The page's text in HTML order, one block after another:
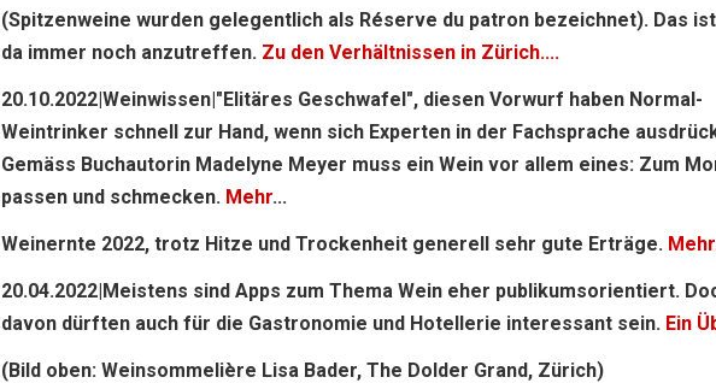
(Spitzenweine wurden gelegentlich als Réserve du patron bezeichnet). Das
da immer noch anzutreffen. Zu den Verhältnissen in Zürich....
20.10.2022|Weinwissen|"Elitäres Geschwafel", diesen Vorwurf haben Normal-
Weintrinker schnell zur Hand, wenn sich Experten in der Fachsprache
Gemäss Buchautorin Madelyne Meyer muss ein Wein vor allem eines: Zum
passen und schmecken. Mehr...
Weinernte 2022, trotz Hitze und Trockenheit generell sehr gute Erträge.
20.04.2022|Meistens sind Apps zum Thema Wein eher publikumsorientiert.
davon dürften auch für die Gastronomie und Hotellerie interessant sein. Ein
(Bild oben: Weinsommelière Lisa Bader, The Dolder Grand, Zürich)